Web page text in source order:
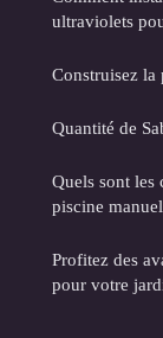
ultraviolets
Construisez la
Quantité de
Quels sont les
piscine
Profitez des
pour votre